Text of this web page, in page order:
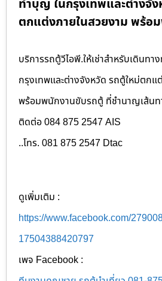
ทำบุญ ในกรุงเทพและต่างจั
ตกแต่งภายในสวยงาม พร้
บริการรถตู้วีไอพี.ให้เช่าสำหรับเดินท
กรุงเทพและต่างจังหวัด รถตู้ใหม่ตกแ
พร้อมพนักงานขับรถตู้ ที่ชำนาญเส้นท
ติดต่อ 084 875 2547 AIS
..โทร. 081 875 2547 Dtac
ดูเพิ่มเติม :
https://www.facebook.com/
17504388420797
เพจ Facebook :